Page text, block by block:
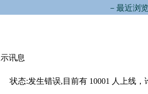
－最近浏
讯息
状态:发生错误,目前有 10001 人上线